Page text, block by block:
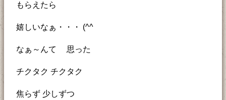
もらえたら
嬉しいなぁ・・・ (^^ゞ
なぁ～んて 思った
チクタク チクタク
焦らず 少しずつ